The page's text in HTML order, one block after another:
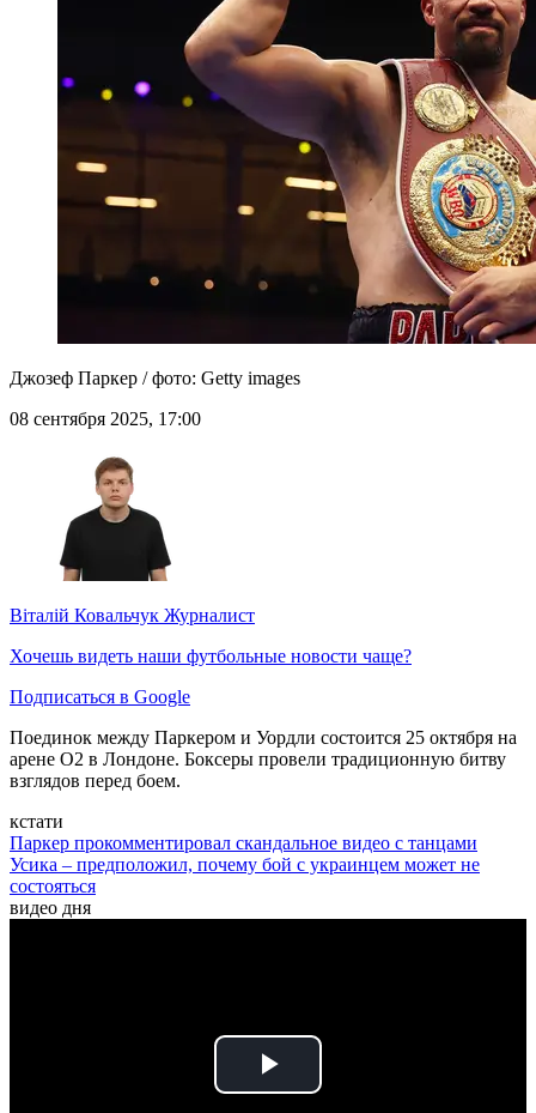
Джозеф Паркер / фото: Getty images
08 сентября 2025, 17:00
Віталій Ковальчук Журналист
Хочешь видеть наши футбольные новости чаще?
Подписаться в Google
Поединок между Паркером и Уордли состоится 25 октября на
арене О2 в Лондоне. Боксеры провели традиционную битву
взглядов перед боем.
кстати
Паркер прокомментировал скандальное видео с танцами
Усика – предположил, почему бой с украинцем может не
состояться
видео дня
Play